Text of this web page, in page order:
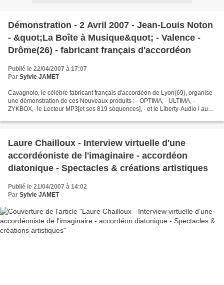
Démonstration - 2 Avril 2007 - Jean-Louis Noton
- &quot;La Boîte à Musique&quot; - Valence -
Drôme(26) - fabricant français d'accordéon
Publié le 22/04/2007 à 17:07
Par Sylvie JAMET
Cavagnolo, le célèbre fabricant français d'accordéon de Lyon(69), organise
une démonstration de ces Nouveaux produits : - OPTIMA, - ULTIMA, -
ZYKBOX,- le Lecteur MP3[et ses 819 séquences], - et le Liberty-Audio ! au
Laure Chailloux - Interview virtuelle d'une
accordéoniste de l'imaginaire - accordéon
diatonique - Spectacles & créations artistiques
Publié le 21/04/2007 à 14:02
Par Sylvie JAMET